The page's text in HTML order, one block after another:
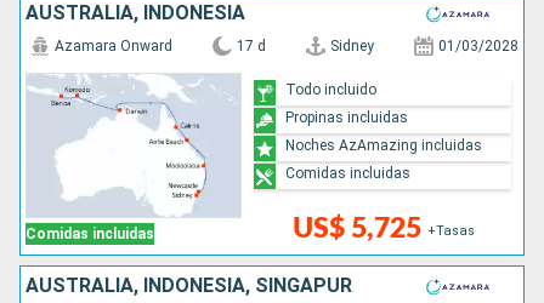
AUSTRALIA, INDONESIA
Comidas incluidas
Azamara Onward 17 d Sidney 01/03/2028
US$ 5,725 +Tasas
Todo incluido
Propinas incluidas
Noches AzAmazing incluidas
Comidas incluidas
AUSTRALIA, INDONESIA, SINGAPUR